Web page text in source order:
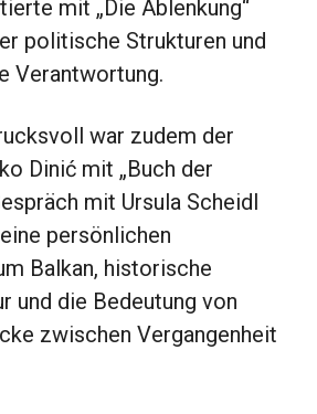
mit „Die Ablenkung“
politische Strukturen und
Verantwortung.
war zudem der
Dinić mit „Buch der
mit Ursula Scheidl
persönlichen
Balkan, historische
und die Bedeutung von
zwischen Vergangenheit